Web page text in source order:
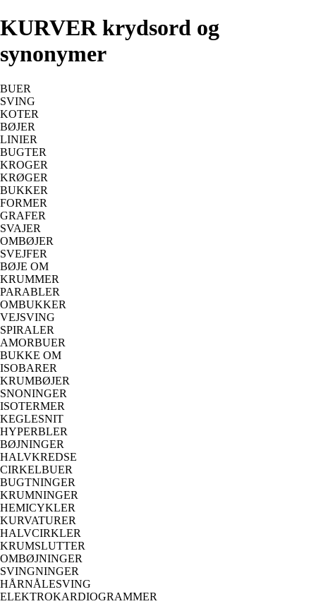
KURVER krydsord og
synonymer
BUER
SVING
KOTER
BØJER
LINIER
BUGTER
KROGER
KRØGER
BUKKER
FORMER
GRAFER
SVAJER
OMBØJER
SVEJFER
BØJE OM
KRUMMER
PARABLER
OMBUKKER
VEJSVING
SPIRALER
AMORBUER
BUKKE OM
ISOBARER
KRUMBØJER
SNONINGER
ISOTERMER
KEGLESNIT
HYPERBLER
BØJNINGER
HALVKREDSE
CIRKELBUER
BUGTNINGER
KRUMNINGER
HEMICYKLER
KURVATURER
HALVCIRKLER
KRUMSLUTTER
OMBØJNINGER
SVINGNINGER
HÅRNÅLESVING
ELEKTROKARDIOGRAMMER